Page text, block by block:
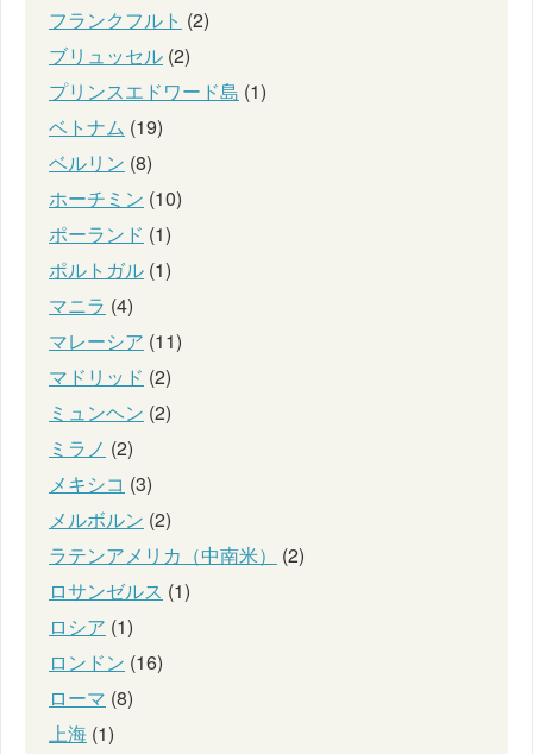
フランクフルト (2)
ブリュッセル (2)
プリンスエドワード島 (1)
ベトナム (19)
ベルリン (8)
ホーチミン (10)
ポーランド (1)
ポルトガル (1)
マニラ (4)
マレーシア (11)
マドリッド (2)
ミュンヘン (2)
ミラノ (2)
メキシコ (3)
メルボルン (2)
ラテンアメリカ（中南米）
(2)
ロサンゼルス (1)
ロシア (1)
ロンドン (16)
ローマ (8)
上海 (1)